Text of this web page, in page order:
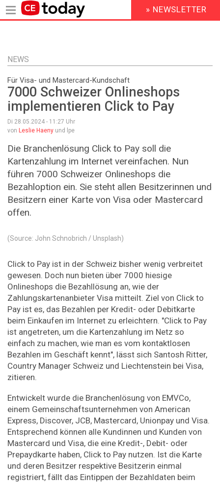
Inhalt
HEADER
MENU
» NEWSLETTER
NEWS
Für Visa- und Mastercard-Kundschaft
7000 Schweizer Onlineshops
implementieren Click to Pay
Di 28.05.2024 - 11:27 Uhr
von Leslie Haeny und lpe
Die Branchenlösung Click to Pay soll die
Kartenzahlung im Internet vereinfachen. Nun
führen 7000 Schweizer Onlineshops die
Bezahloption ein. Sie steht allen Besitzerinnen und
Besitzern einer Karte von Visa oder Mastercard
offen.
(Source: John Schnobrich / Unsplash)
Click to Pay ist in der Schweiz bisher wenig verbreitet
gewesen. Doch nun bieten über 7000 hiesige
Onlineshops die Bezahllösung an, wie der
Zahlungskartenanbieter Visa mitteilt. Ziel von Click to
Pay ist es, das Bezahlen per Kredit- oder Debitkarte
beim Einkaufen im Internet zu erleichtern. "Click to Pay
ist angetreten, um die Kartenzahlung im Netz so
einfach zu machen, wie man es vom kontaktlosen
Bezahlen im Geschäft kennt", lässt sich Santosh Ritter,
Country Manager Schweiz und Liechtenstein bei Visa,
zitieren.
Entwickelt wurde die Branchenlösung von EMVCo,
einem Gemeinschaftsunternehmen von American
Express, Discover, JCB, Mastercard, Unionpay und Visa.
Entsprechend können alle Kundinnen und Kunden von
Mastercard und Visa, die eine Kredit-, Debit- oder
Prepaydkarte haben, Click to Pay nutzen. Ist die Karte
und deren Besitzer respektive Besitzerin einmal
registriert, fällt das Eintippen der Bezahldaten beim